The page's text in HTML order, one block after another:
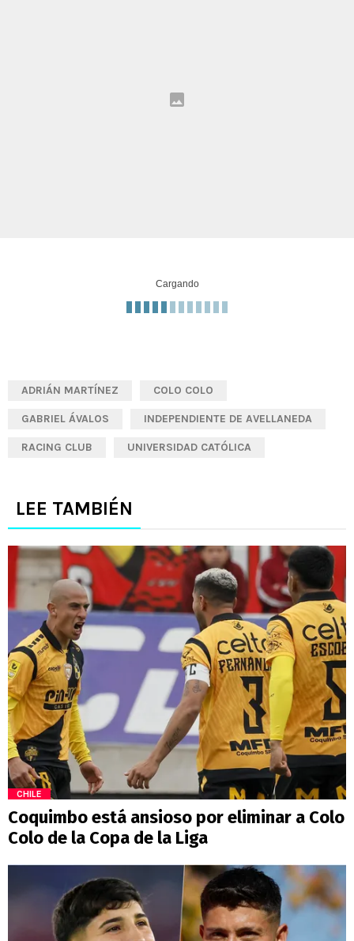
Cargando
ADRIÁN MARTÍNEZ COLO COLO
GABRIEL ÁVALOS INDEPENDIENTE DE AVELLANEDA
RACING CLUB UNIVERSIDAD CATÓLICA
LEE TAMBIÉN
CHILE
Coquimbo está ansioso por eliminar a Colo
Colo de la Copa de la Liga